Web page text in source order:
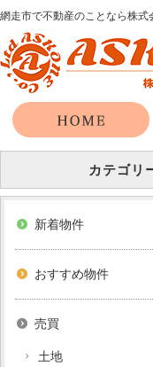
網走市で不動産のことなら株式
カテゴリ
新着物件
おすすめ物件
売買
土地